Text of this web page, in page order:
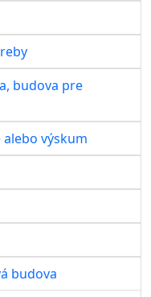
budova pre
alebo výskum
budova